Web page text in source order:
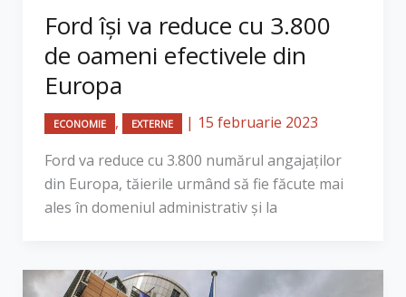
Ford își va reduce cu 3.800
de oameni efectivele din
Europa
ECONOMIE , EXTERNE | 15 februarie 2023
​Ford va reduce cu 3.800 numărul angajaților
din Europa, tăierile urmând să fie făcute mai
ales în domeniul administrativ și la